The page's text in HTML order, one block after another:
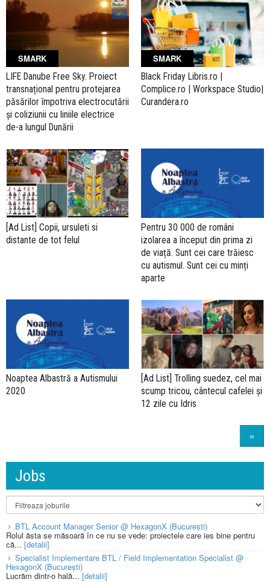
SMARK
LIFE Danube Free Sky. Proiect
transnațional pentru protejarea
păsărilor împotriva electrocutării
și coliziunii cu liniile electrice
de-a lungul Dunării
SMARK
Black Friday Libris.ro |
Complice.ro | Workspace Studio|
Curandera.ro
[Ad List] Copii, ursuleti si
distante de tot felul
Pentru 30 000 de români
izolarea a început din prima zi
de viață. Sunt cei care trăiesc
cu autismul. Sunt cei cu minți
aparte
Noaptea Albastră a Autismului
2020
[Ad List] Trolling suedez, cel mai
scump tricou, cântecul cafelei și
12 zile cu Idris
»
Jobs
BTL Account Manager Senior @ HexagonX (București)
Rolul ăsta se măsoară în ce nu se vede: proiectele care ies bine pentru
că... [detalii]
Specialist Implementare BTL / Field Implementation Specialist @
HexagonX (București)
Lucrăm dintr-o hală...[detalii]